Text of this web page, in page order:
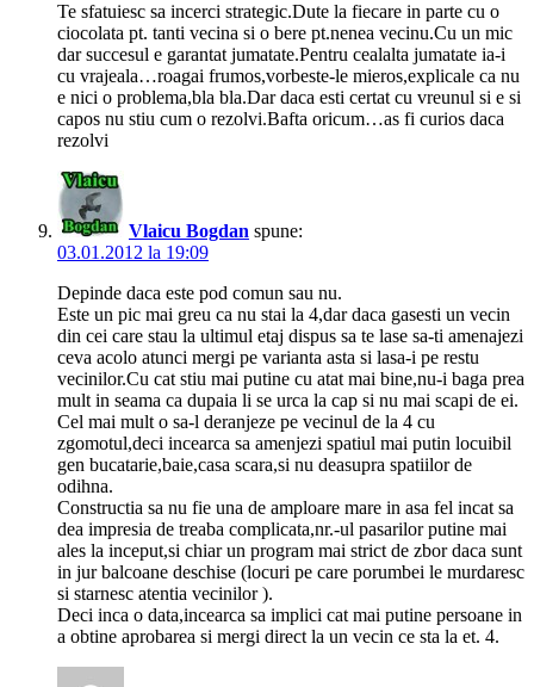
Te sfatuiesc sa incerci strategic.Dute la fiecare in parte cu o
ciocolata pt. tanti vecina si o bere pt.nenea vecinu.Cu un mic
dar succesul e garantat jumatate.Pentru cealalta jumatate ia-i
cu vrajeala…roagai frumos,vorbeste-le mieros,explicale ca nu
e nici o problema,bla bla.Dar daca esti certat cu vreunul si e si
capos nu stiu cum o rezolvi.Bafta oricum…as fi curios daca
rezolvi
Vlaicu Bogdan spune:
03.01.2012 la 19:09
Depinde daca este pod comun sau nu.
Este un pic mai greu ca nu stai la 4,dar daca gasesti un vecin
din cei care stau la ultimul etaj dispus sa te lase sa-ti amenajezi
ceva acolo atunci mergi pe varianta asta si lasa-i pe restu
vecinilor.Cu cat stiu mai putine cu atat mai bine,nu-i baga prea
mult in seama ca dupaia li se urca la cap si nu mai scapi de ei.
Cel mai mult o sa-l deranjeze pe vecinul de la 4 cu
zgomotul,deci incearca sa amenjezi spatiul mai putin locuibil
gen bucatarie,baie,casa scara,si nu deasupra spatiilor de
odihna.
Constructia sa nu fie una de amploare mare in asa fel incat sa
dea impresia de treaba complicata,nr.-ul pasarilor putine mai
ales la inceput,si chiar un program mai strict de zbor daca sunt
in jur balcoane deschise (locuri pe care porumbei le murdaresc
si starnesc atentia vecinilor ).
Deci inca o data,incearca sa implici cat mai putine persoane in
a obtine aprobarea si mergi direct la un vecin ce sta la et. 4.